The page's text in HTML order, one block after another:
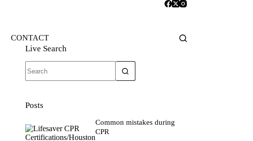
CONTACT
Live Search
results
Posts
Common mistakes during
CPR